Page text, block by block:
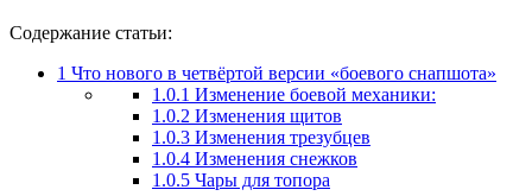
Содержание статьи:
1 Что нового в четвёртой версии «боевого снапшота»
1.0.1 Изменение боевой механики:
1.0.2 Изменения щитов
1.0.3 Изменения трезубцев
1.0.4 Изменения снежков
1.0.5 Чары для топора